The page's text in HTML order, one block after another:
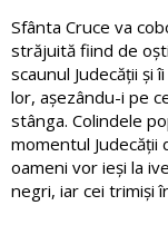
Sfânta Cruce va
străjuită fiind de
scaunul Judecății și
lor, așezându-i pe
stânga. Colindele
momentul
oameni vor ieși la
negri, iar cei trimiși